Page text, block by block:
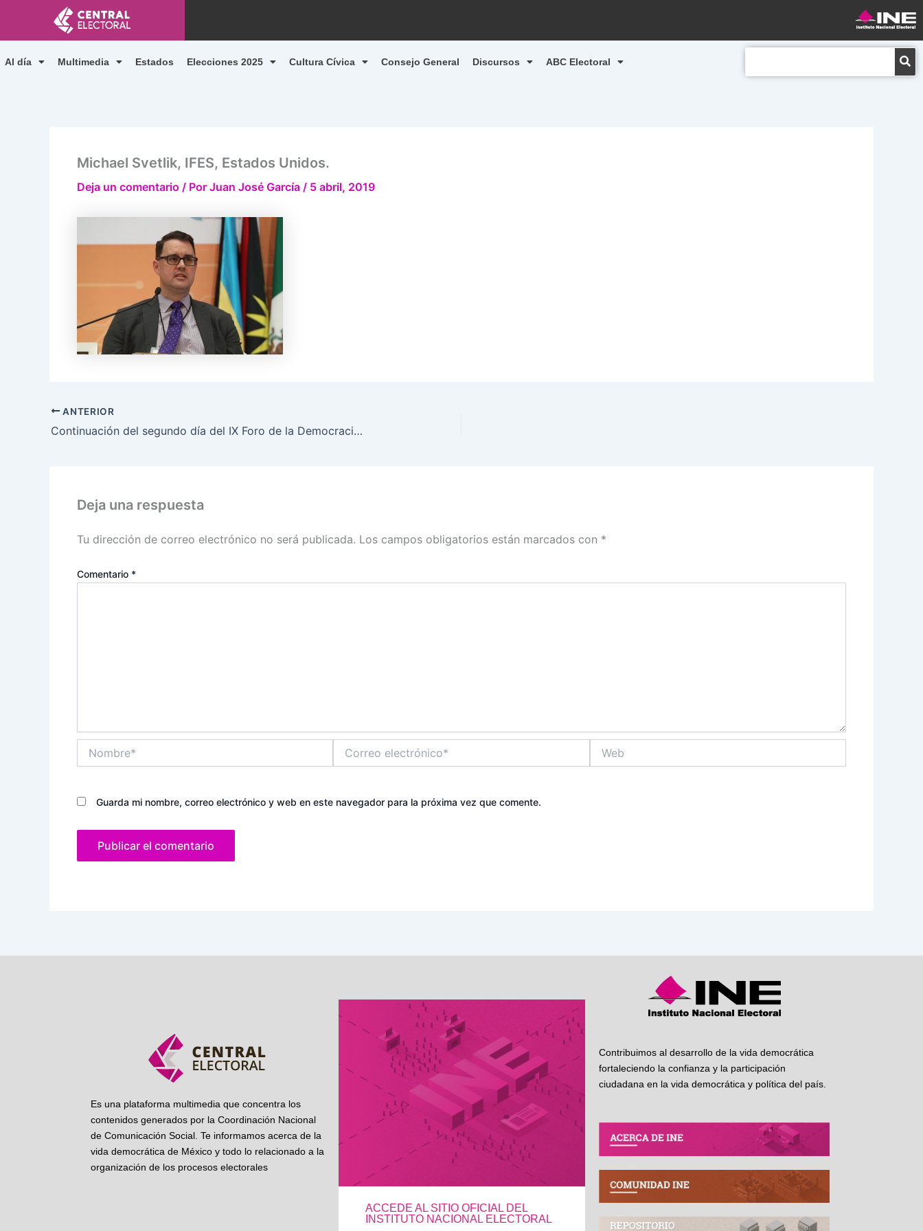
contenido
Al día Multimedia Estados Elecciones 2025 Cultura Cívica Consejo General Discursos ABC Electoral
Michael Svetlik, IFES, Estados Unidos.
Deja un comentario / Por Juan José García / 5 abril, 2019
ANTERIOR
Continuación del segundo día del IX Foro de la Democracia Latinoamericana “Desafíos de la política y la Democracia en la Era Digital”
Deja una respuesta
Tu dirección de correo electrónico no será publicada. Los campos obligatorios están marcados con *
Comentario *
electrónico*
Guarda mi nombre, correo electrónico y web en este navegador para la próxima vez que comente.
Es una plataforma multimedia que concentra los
contenidos generados por la Coordinación Nacional
de Comunicación Social. Te informamos acerca de la
vida democrática de México y todo lo relacionado a la
organización de los procesos electorales
ACCEDE AL SITIO OFICIAL DEL
INSTITUTO NACIONAL ELECTORAL
Contribuimos al desarrollo de la vida democrática
fortaleciendo la confianza y la participación
ciudadana en la vida democrática y política del país.